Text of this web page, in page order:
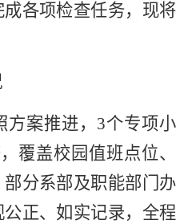
各项检查任务，现将
案推进， 3个专项小
覆盖校园值班点位、
分系部及职能部门办
正、如实记录，全程